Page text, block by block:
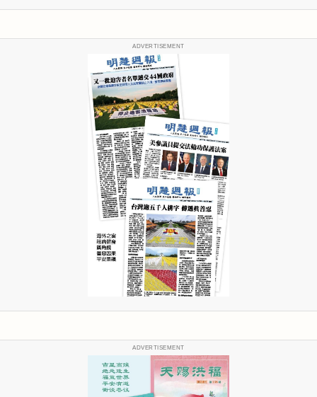
ADVERTISEMENT
ADVERTISEMENT